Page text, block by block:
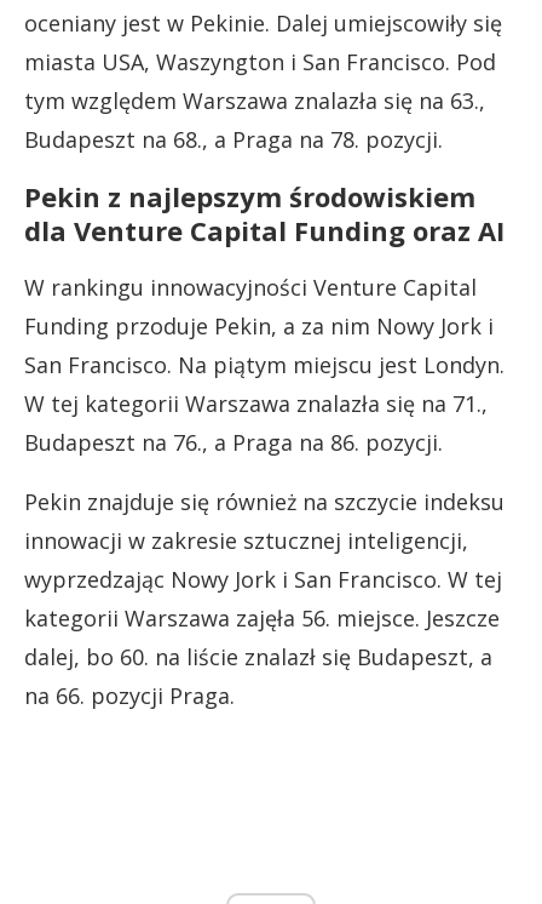
oceniany jest w Pekinie. Dalej umiejscowiły się
miasta USA, Waszyngton i San Francisco. Pod
tym względem Warszawa znalazła się na 63.,
Budapeszt na 68., a Praga na 78. pozycji.
Pekin z najlepszym środowiskiem
dla Venture Capital Funding oraz AI
W rankingu innowacyjności Venture Capital
Funding przoduje Pekin, a za nim Nowy Jork i
San Francisco. Na piątym miejscu jest Londyn.
W tej kategorii Warszawa znalazła się na 71.,
Budapeszt na 76., a Praga na 86. pozycji.
Pekin znajduje się również na szczycie indeksu
innowacji w zakresie sztucznej inteligencji,
wyprzedzając Nowy Jork i San Francisco. W tej
kategorii Warszawa zajęła 56. miejsce. Jeszcze
dalej, bo 60. na liście znalazł się Budapeszt, a
na 66. pozycji Praga.